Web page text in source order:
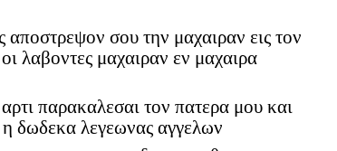
αποστρεψον σου την μαχαιραν εις τον
λαβοντες μαχαιραν εν μαχαιρα
παρακαλεσαι τον πατερα μου και
η δωδεκα λεγεωνας αγγελων